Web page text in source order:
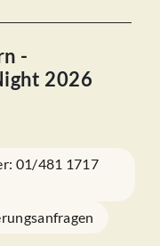
-
2026
01/481 1717